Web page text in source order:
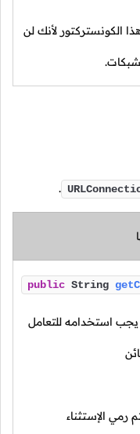
الكونستركتور لأنك لن
.
public String
استخدامه للتعامل
الإستثناء